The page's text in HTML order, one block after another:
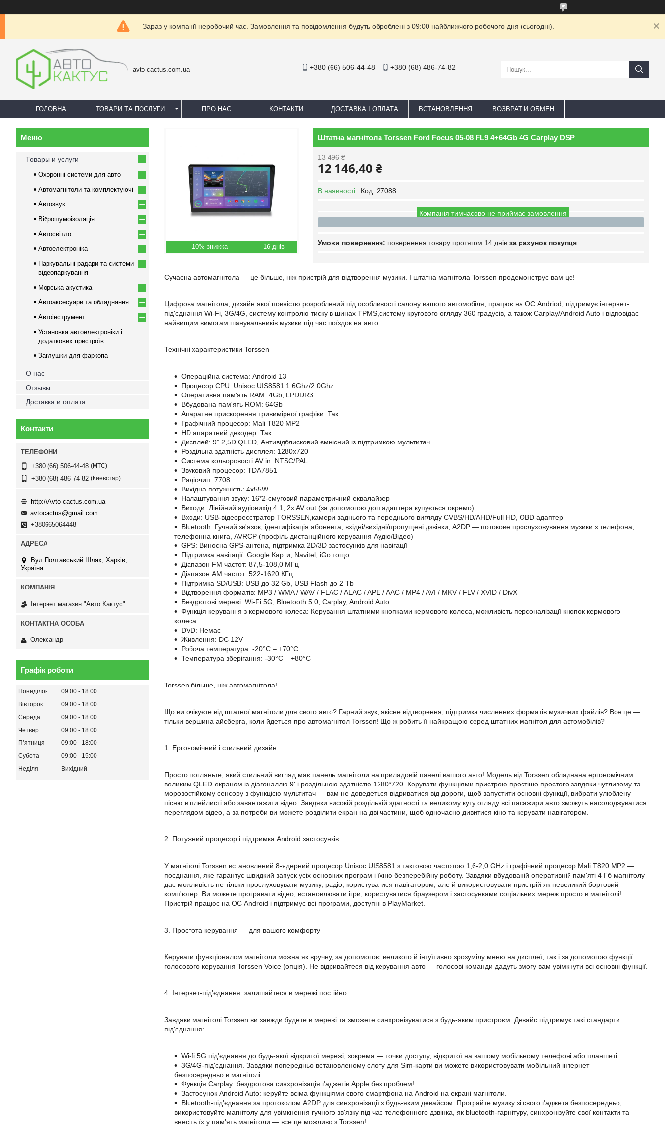
Зараз у компанії неробочий час. Замовлення та повідомлення будуть оброблені з 09:00 найближчого робочого дня (сьогодні).
avto-cactus.com.ua +380 (66) 506-44-48 +380 (68) 486-74-82
ГОЛОВНА ТОВАРИ ТА ПОСЛУГИ ПРО НАС КОНТАКТИ ДОСТАВКА І ОПЛАТА ВСТАНОВЛЕННЯ ВОЗВРАТ И ОБМЕН
–10% 16 днів
Штатна магнітола Torssen Ford Focus 05-08 FL9 4+64Gb 4G Carplay DSP
13 496 ₴
12 146,40 ₴
В наявності Код: 27088
Компанія тимчасово не приймає замовлення
повернення товару протягом 14 днів за рахунок покупця
Сучасна автомагнітола — це більше, ніж пристрій для відтворення музики. І штатна магнітола Torssen продемонструє вам це!
Цифрова магнітола, дизайн якої повністю розроблений під особливості салону вашого автомобіля, працює на ОС Andriod, підтримує інтернет-
під'єднання Wi-Fi, 3G/4G, систему контролю тиску в шинах TPMS,систему кругового огляду 360 градусів, а також Carplay/Android Auto і відповідає
найвищим вимогам шанувальників музики під час поїздок на авто.
Технічні характеристики Torssen
Операційна система: Android 13
Процесор CPU: Unisoc UIS8581 1.6Ghz/2.0Ghz
Оперативна пам'ять RAM: 4Gb, LPDDR3
Вбудована пам'ять ROM: 64Gb
Апаратне прискорення тривимірної графіки: Так
Графічний процесор: Mali T820 MP2
HD апаратний декодер: Так
Дисплей: 9” 2,5D QLED, Антивідблисковий ємнісний із підтримкою мультитач.
Роздільна здатність дисплея: 1280x720
Система кольоровості AV in: NTSC/PAL
Звуковий процесор: TDA7851
Радіочип: 7708
Вихідна потужність: 4х55W
Налаштування звуку: 16*2-смуговий параметричний еквалайзер
Виходи: Лінійний аудіовихід 4.1, 2x AV out (за допомогою доп адаптера купується окремо)
Входи: USB-відеореєстратор TORSSEN,камери заднього та переднього вигляду CVBS/HD/AHD/Full HD, OBD адаптер
Bluetooth: Гучний зв'язок, ідентифікація абонента, вхідні/вихідні/пропущені дзвінки, A2DP — потокове прослуховування музики з телефона,
телефонна книга, AVRCP (профіль дистанційного керування Аудіо/Відео)
GPS: Виносна GPS-антена, підтримка 2D/3D застосунків для навігації
Підтримка навігації: Google Карти, Navitel, iGo тощо.
Діапазон FM частот: 87,5-108,0 МГц
Діапазон АМ частот: 522-1620 КГц
Підтримка SD/USB: USB до 32 Gb, USB Flash до 2 Tb
Відтворення форматів: MP3 / WMA / WAV / FLAC / ALAC / APE / AAC / MP4 / AVI / MKV / FLV / XVID / DivX
Бездротові мережі: Wi-Fi 5G, Bluetooth 5.0, Carplay, Android Auto
Функція керування з кермового колеса: Керування штатними кнопками кермового колеса, можливість персоналізації кнопок кермового
колеса
DVD: Немає
Живлення: DC 12V
Робоча температура: -20°C – +70°C
Температура зберігання: -30°C – +80°C
Torssen більше, ніж автомагнітола!
Що ви очікуєте від штатної магнітоли для свого авто? Гарний звук, якісне відтворення, підтримка численних форматів музичних файлів? Все це —
тільки вершина айсберга, коли йдеться про автомагнітол Torssen! Що ж робить її найкращою серед штатних магнітол для автомобілів?
1. Ергономічний і стильний дизайн
Просто погляньте, який стильний вигляд має панель магнітоли на приладовій панелі вашого авто! Модель від Torssen обладнана ергономічним
великим QLED-екраном із діагоналлю 9' і роздільною здатністю 1280*720. Керувати функціями пристрою простіше простого завдяки чутливому та
морозостійкому сенсору з функцією мультитач — вам не доведеться відриватися від дороги, щоб запустити основні функції, вибрати улюблену
пісню в плейлисті або завантажити відео. Завдяки високій роздільній здатності та великому куту огляду всі пасажири авто зможуть насолоджуватися
переглядом відео, а за потреби ви можете розділити екран на дві частини, щоб одночасно дивитися кіно та керувати навігатором.
2. Потужний процесор і підтримка Android застосунків
У магнітолі Torssen встановлений 8-ядерний процесор Unisoc UIS8581 з тактовою частотою 1,6-2,0 GHz і графічний процесор Mali T820 MP2 —
поєднання, яке гарантує швидкий запуск усіх основних програм і їхню безперебійну роботу. Завдяки вбудованій оперативній пам'яті 4 Гб магнітолу
дає можливість не тільки прослуховувати музику, радіо, користуватися навігатором, але й використовувати пристрій як невеликий бортовий
комп'ютер. Ви можете програвати відео, встановлювати ігри, користуватися браузером і застосунками соціальних мереж просто в магнітолі!
Пристрій працює на ОС Android і підтримує всі програми, доступні в PlayMarket.
3. Простота керування — для вашого комфорту
Керувати функціоналом магнітоли можна як вручну, за допомогою великого й інтуїтивно зрозумілу меню на дисплеї, так і за допомогою функції
голосового керування Torssen Voice (опція). Не відривайтеся від керування авто — голосові команди дадуть змогу вам увімкнути всі основні функції.
4. Інтернет-під'єднання: залишайтеся в мережі постійно
Завдяки магнітолі Torssen ви завжди будете в мережі та зможете синхронізуватися з будь-яким пристроєм. Девайс підтримує такі стандарти
під'єднання:
Wi-fi 5G під'єднання до будь-якої відкритої мережі, зокрема — точки доступу, відкритої на вашому мобільному телефоні або планшеті.
3G/4G-під'єднання. Завдяки попередньо встановленому слоту для Sim-карти ви можете використовувати мобільний інтернет
безпосередньо в магнітолі.
Функція Carplay: бездротова синхронізація ґаджетів Apple без проблем!
Застосунок Android Auto: керуйте всіма функціями свого смартфона на Android на екрані магнітоли.
Bluetooth-під'єднання за протоколом A2DP для синхронізації з будь-яким девайсом. Програйте музику зі свого ґаджета безпосередньо,
використовуйте магнітолу для увімкнення гучного зв'язку під час телефонного дзвінка, як bluetooth-гарнітуру, синхронізуйте свої контакти та
внесіть їх у пам'ять магнітоли — все це можливо з Torssen!
Товары и услуги
Охоронні системи для авто
Автомагнітоли та комплектуючі
Автозвук
Віброшумоізоляція
Автосвітло
Автоелектроніка
Паркувальні радари та системи
відеопаркування
Морська акустика
Автоаксесуари та обладнання
Автоінструмент
Установка автоелектроніки і
додаткових пристроїв
Заглушки для фаркопа
О нас
Отзывы
Доставка и оплата
Контакти
+380 (66) 506-44-48 МТС
+380 (68) 486-74-82 Киевстар
http://Avto-cactus.com.ua
avtocactus@gmail.com
+380665064448
Вул.Полтавський Шлях, Харків,
Україна
Інтернет магазин "Авто Кактус"
Олександр
Графік роботи
Понеділок 09:00
18:00
Вівторок
09:00
18:00
Середа
09:00
18:00
Четвер
09:00
18:00
Пʼятниця
09:00
18:00
Субота
09:00
15:00
Неділя
Вихідний